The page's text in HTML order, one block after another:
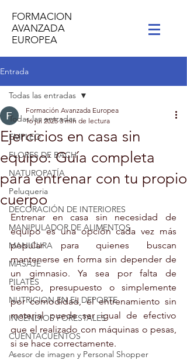
FORMACION
AVANZADA
EUROPEA
Entrada
Todas las entradas
EMPLEO
FLORES DE BACH
NATUROPATÍA
Peluqueria
DECORACIÓN DE INTERIORES
MANIPULADOR DE ALIMENTOS
MANICURA
MASAJE
PILATES
NUTRICION EN EL DEPORTE
INCENDIOS FORESTALES
CUENTACUENTOS
Asesor de imagen y Personal Shopper
Todas las entradas
Ejercicios en casa sin
equipo: Guía completa
para entrenar con tu propio
cuerpo
Formación Avanzada Europea
16 jul 2025 3 min de lectura
Entrenar en casa sin necesidad de
equipo es una opción cada vez más
popular para quienes buscan
mantenerse en forma sin depender de
un gimnasio. Ya sea por falta de
tiempo, presupuesto o simplemente
por comodidad, el entrenamiento sin
material puede ser igual de efectivo
que el realizado con máquinas o pesas,
si se hace correctamente.